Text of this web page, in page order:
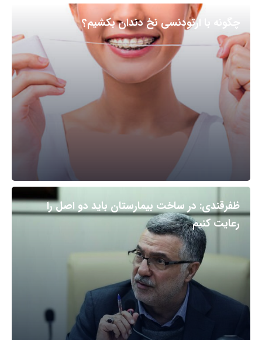
چگونه با ارتودنسی نخ دندان بکشیم؟
ظفرقندی: در ساخت بیمارستان باید دو اصل را
رعایت کنیم